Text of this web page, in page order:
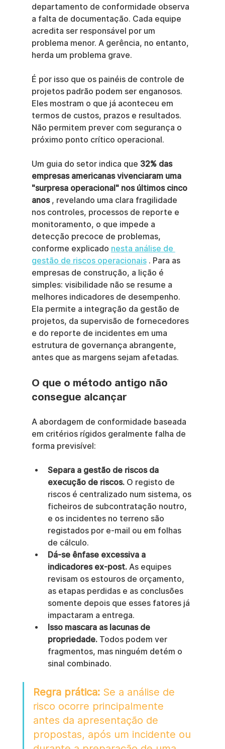
departamento de conformidade observa
a falta de documentação. Cada equipe
acredita ser responsável por um
problema menor. A gerência, no entanto,
herda um problema grave.
É por isso que os painéis de controle de
projetos padrão podem ser enganosos.
Eles mostram o que já aconteceu em
termos de custos, prazos e resultados.
Não permitem prever com segurança o
próximo ponto crítico operacional.
Um guia do setor indica que 32% das
empresas americanas vivenciaram uma
"surpresa operacional" nos últimos cinco
anos , revelando uma clara fragilidade
nos controles, processos de reporte e
monitoramento, o que impede a
detecção precoce de problemas,
conforme explicado nesta análise de
gestão de riscos operacionais . Para as
empresas de construção, a lição é
simples: visibilidade não se resume a
melhores indicadores de desempenho.
Ela permite a integração da gestão de
projetos, da supervisão de fornecedores
e do reporte de incidentes em uma
estrutura de governança abrangente,
antes que as margens sejam afetadas.
O que o método antigo não
consegue alcançar
A abordagem de conformidade baseada
em critérios rígidos geralmente falha de
forma previsível:
Separa a gestão de riscos da
execução de riscos. O registo de
riscos é centralizado num sistema, os
ficheiros de subcontratação noutro,
e os incidentes no terreno são
registados por e-mail ou em folhas
de cálculo.
Dá-se ênfase excessiva a
indicadores ex-post. As equipes
revisam os estouros de orçamento,
as etapas perdidas e as conclusões
somente depois que esses fatores já
impactaram a entrega.
Isso mascara as lacunas de
propriedade. Todos podem ver
fragmentos, mas ninguém detém o
sinal combinado.
Regra prática: Se a análise de
risco ocorre principalmente
antes da apresentação de
propostas, após um incidente ou